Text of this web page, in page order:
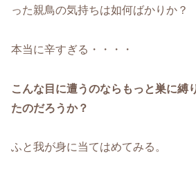
った親鳥の気持ちは如何ばかりか？
本当に辛すぎる・・・・
こんな目に遭うのならもっと巣に縛
たのだろうか？
ふと我が身に当てはめてみる。